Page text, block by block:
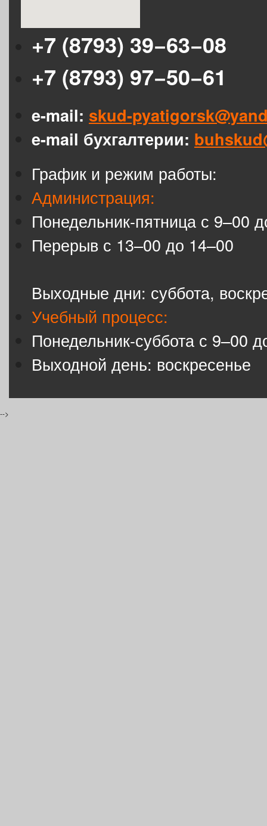
+7 (8793) 39−63−08
+7 (8793) 97−50−61
e-mail: skud-
e-mail бухгалтерии:
График и режим работы:
Администрация:
Понедельник-пятница с 9–00
Перерыв с 13–00 до 14–00
Выходные дни: суббота,
Учебный процесс:
Понедельник-суббота с 9–00
Выходной день: воскресенье
-->